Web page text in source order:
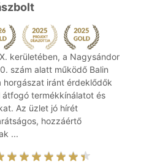
kerületében, a Nagysándor
szám alatt működő Balin
horgászat iránt érdeklődők
átfogó termékkínálatot és
Az üzlet jó hírét
hozzáértő
...